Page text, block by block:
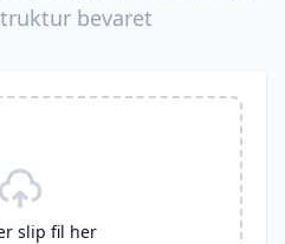
bevaret
slip fil her